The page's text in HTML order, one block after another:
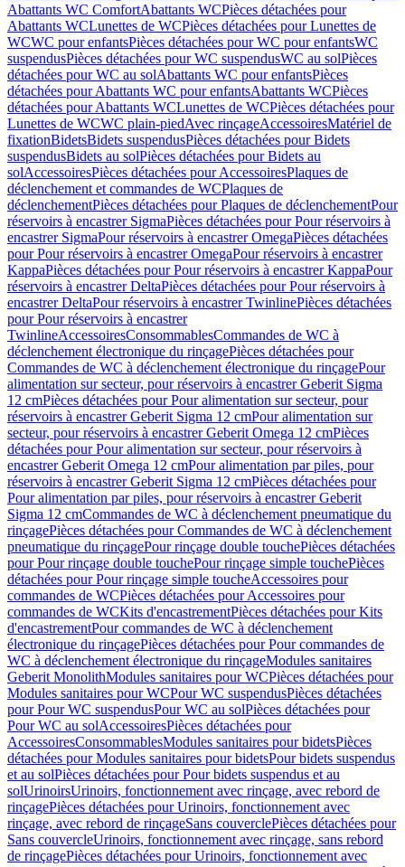
Abattants WC ComfortAbattants WCPièces détachées pour
Abattants WCLunettes de WCPièces détachées pour Lunettes de
WCWC pour enfantsPièces détachées pour WC pour enfantsWC
suspendusPièces détachées pour WC suspendusWC au solPièces
détachées pour WC au solAbattants WC pour enfantsPièces
détachées pour Abattants WC pour enfantsAbattants WCPièces
détachées pour Abattants WCLunettes de WCPièces détachées pour
Lunettes de WCWC plain-piedAvec rinçageAccessoiresMatériel de
fixationBidetsBidets suspendusPièces détachées pour Bidets
suspendusBidets au solPièces détachées pour Bidets au
solAccessoiresPièces détachées pour AccessoiresPlaques de
déclenchement et commandes de WCPlaques de
déclenchementPièces détachées pour Plaques de déclenchementPour
réservoirs à encastrer SigmaPièces détachées pour Pour réservoirs à
encastrer SigmaPour réservoirs à encastrer OmegaPièces détachées
pour Pour réservoirs à encastrer OmegaPour réservoirs à encastrer
KappaPièces détachées pour Pour réservoirs à encastrer KappaPour
réservoirs à encastrer DeltaPièces détachées pour Pour réservoirs à
encastrer DeltaPour réservoirs à encastrer TwinlinePièces détachées
pour Pour réservoirs à encastrer
TwinlineAccessoiresConsommablesCommandes de WC à
déclenchement électronique du rinçagePièces détachées pour
Commandes de WC à déclenchement électronique du rinçagePour
alimentation sur secteur, pour réservoirs à encastrer Geberit Sigma
12 cmPièces détachées pour Pour alimentation sur secteur, pour
réservoirs à encastrer Geberit Sigma 12 cmPour alimentation sur
secteur, pour réservoirs à encastrer Geberit Omega 12 cmPièces
détachées pour Pour alimentation sur secteur, pour réservoirs à
encastrer Geberit Omega 12 cmPour alimentation par piles, pour
réservoirs à encastrer Geberit Sigma 12 cmPièces détachées pour
Pour alimentation par piles, pour réservoirs à encastrer Geberit
Sigma 12 cmCommandes de WC à déclenchement pneumatique du
rinçagePièces détachées pour Commandes de WC à déclenchement
pneumatique du rinçagePour rinçage double touchePièces détachées
pour Pour rinçage double touchePour rinçage simple touchePièces
détachées pour Pour rinçage simple toucheAccessoires pour
commandes de WCPièces détachées pour Accessoires pour
commandes de WCKits d'encastrementPièces détachées pour Kits
d'encastrementPour commandes de WC à déclenchement
électronique du rinçagePièces détachées pour Pour commandes de
WC à déclenchement électronique du rinçageModules sanitaires
Geberit MonolithModules sanitaires pour WCPièces détachées pour
Modules sanitaires pour WCPour WC suspendusPièces détachées
pour Pour WC suspendusPour WC au solPièces détachées pour
Pour WC au solAccessoiresPièces détachées pour
AccessoiresConsommablesModules sanitaires pour bidetsPièces
détachées pour Modules sanitaires pour bidetsPour bidets suspendus
et au solPièces détachées pour Pour bidets suspendus et au
solUrinoirsUrinoirs, fonctionnement avec rinçage, avec rebord de
rinçagePièces détachées pour Urinoirs, fonctionnement avec
rinçage, avec rebord de rinçageSans couverclePièces détachées pour
Sans couvercleUrinoirs, fonctionnement avec rinçage, sans rebord
de rinçagePièces détachées pour Urinoirs, fonctionnement avec